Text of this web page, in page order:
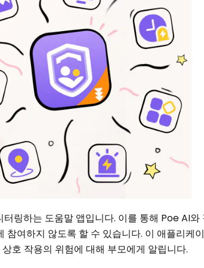
링하는 도움말 앱입니다. 이를 통해 Poe AI와
여하지 않도록 할 수 있습니다. 이 애플리케
상호 작용의 위험에 대해 부모에게 알립니다.